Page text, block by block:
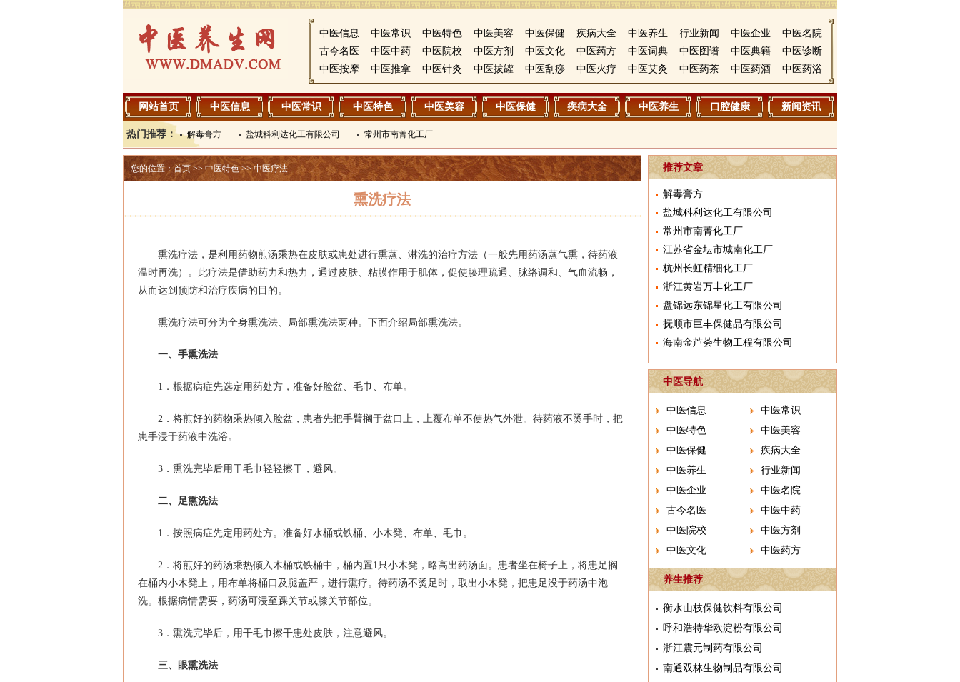
中医信息 中医常识 中医特色 中医美容 中医保健 疾病大全 中医养生 行业新闻 中医企业
中医名院
古今名医
中医中药 中医院校 中医方剂 中医文化 中医药方 中医词典 中医图谱 中医典籍
中医诊断
中医按摩
中医推拿 中医针灸 中医拔罐 中医刮痧 中医火疗 中医艾灸 中医药茶 中医药酒 中医药浴
网站首页 中医信息 中医常识 中医特色 中医美容 中医保健 疾病大全 中医养生 口腔健康 新闻资讯
热门推荐： 解毒膏方 盐城科利达化工有限公司 常州市南菁化工厂
您的位置：首页>> 中医特色>>中医疗法
熏洗疗法
熏洗疗法，是利用药物煎汤乘热在皮肤或患处进行熏蒸、淋洗的治疗方法（一般先用药汤蒸气熏，待药液
温时再洗）。此疗法是借助药力和热力，通过皮肤、粘膜作用于肌体，促使腠理疏通、脉络调和、气血流畅，
从而达到预防和治疗疾病的目的。
熏洗疗法可分为全身熏洗法、局部熏洗法两种。下面介绍局部熏洗法。
一、手熏洗法
1．根据病症先选定用药处方，准备好脸盆、毛巾、布单。
2．将煎好的药物乘热倾入脸盆，患者先把手臂搁于盆口上，上覆布单不使热气外泄。待药液不烫手时，把
患手浸于药液中洗浴。
3．熏洗完毕后用干毛巾轻轻擦干，避风。
二、足熏洗法
1．按照病症先定用药处方。准备好水桶或铁桶、小木凳、布单、毛巾。
2．将煎好的药汤乘热倾入木桶或铁桶中，桶内置1只小木凳，略高出药汤面。患者坐在椅子上，将患足搁
在桶内小木凳上，用布单将桶口及腿盖严，进行熏疗。待药汤不烫足时，取出小木凳，把患足没于药汤中泡
洗。根据病情需要，药汤可浸至踝关节或膝关节部位。
3．熏洗完毕后，用干毛巾擦干患处皮肤，注意避风。
三、眼熏洗法
推荐文章
解毒膏方
盐城科利达化工有限公司
常州市南菁化工厂
江苏省金坛市城南化工厂
杭州长虹精细化工厂
浙江黄岩万丰化工厂
盘锦远东锦星化工有限公司
抚顺市巨丰保健品有限公司
海南金芦荟生物工程有限公司
中医导航
中医信息
中医常识
中医特色
中医美容
中医保健
疾病大全
中医养生
行业新闻
中医企业
中医名院
古今名医
中医中药
中医院校
中医方剂
中医文化
中医药方
养生推荐
衡水山枝保健饮料有限公司
呼和浩特华欧淀粉有限公司
浙江震元制药有限公司
南通双林生物制品有限公司